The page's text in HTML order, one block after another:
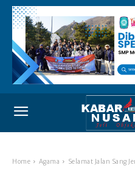
Home Agama Selamat Jalan Sang